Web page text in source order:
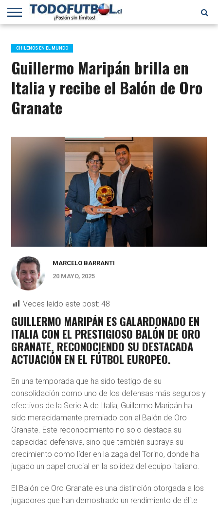
PRIMERA
B
SELECCIÓN
CHILENA
CHILENOS
EN EL
MUNDO
FÚTBOL
INTERNACIONAL
CHILENOS EN EL MUNDO
Guillermo Maripán brilla en
Italia y recibe el Balón de Oro
Granate
MARCELO BARRANTI
20 MAYO, 2025
Veces leído este post: 48
GUILLERMO MARIPÁN ES GALARDONADO EN
ITALIA CON EL PRESTIGIOSO BALÓN DE ORO
GRANATE, RECONOCIENDO SU DESTACADA
ACTUACIÓN EN EL FÚTBOL EUROPEO.
En una temporada que ha sido testigo de su
consolidación como uno de los defensas más seguros y
efectivos de la Serie A de Italia, Guillermo Maripán ha
sido merecidamente premiado con el Balón de Oro
Granate. Este reconocimiento no solo destaca su
capacidad defensiva, sino que también subraya su
crecimiento como líder en la zaga del Torino, donde ha
jugado un papel crucial en la solidez del equipo italiano.
El Balón de Oro Granate es una distinción otorgada a los
jugadores que han demostrado un rendimiento de élite